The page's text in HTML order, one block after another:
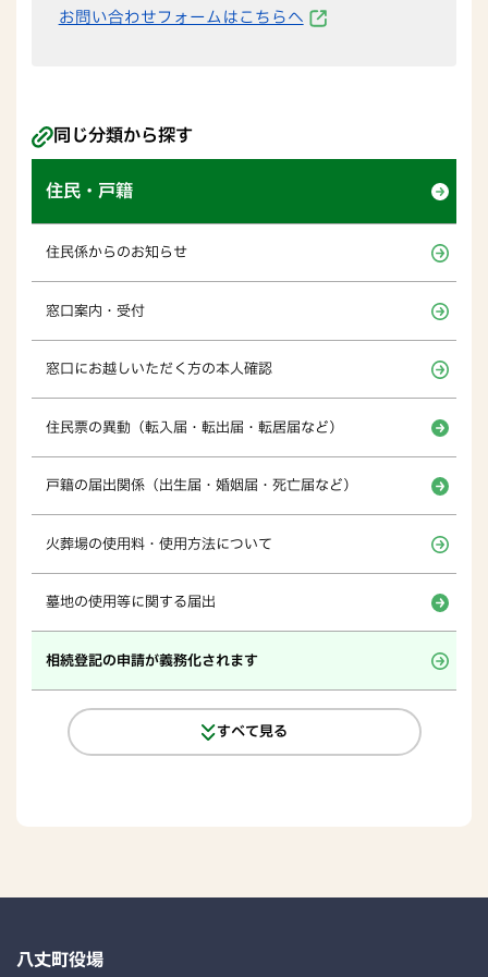
お問い合わせフォームはこちらへ
同じ分類から探す
住民・戸籍
住民係からのお知らせ
窓口案内・受付
窓口にお越しいただく方の本人確認
住民票の異動（転入届・転出届・転居届など）
戸籍の届出関係（出生届・婚姻届・死亡届など）
火葬場の使用料・使用方法について
墓地の使用等に関する届出
相続登記の申請が義務化されます
すべて見る
八丈町役場